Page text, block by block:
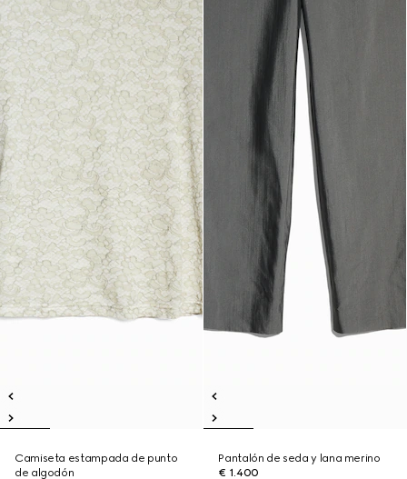
Camiseta estampada de punto
de algodón
Pantalón de seda y lana merino
€ 1.400